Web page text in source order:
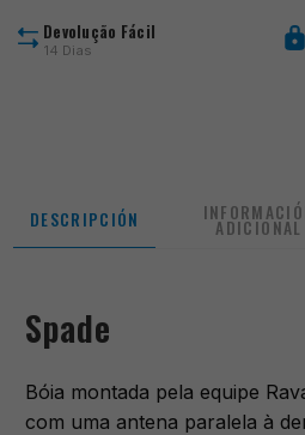
Devolução Fácil
14 Dias
DESCRIPCIÓN ADICIONAL
Spade
Bóia montada pela equipe
com uma antena paralela à